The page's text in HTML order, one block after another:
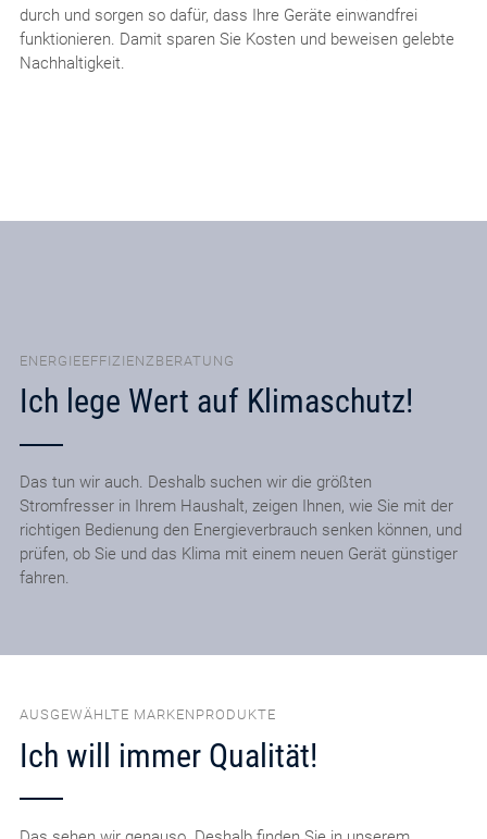
durch und sorgen so dafür, dass Ihre Geräte einwandfrei
funktionieren. Damit sparen Sie Kosten und beweisen gelebte
Nachhaltigkeit.
ENERGIEEFFIZIENZBERATUNG
Ich lege Wert auf Klimaschutz!
Das tun wir auch. Deshalb suchen wir die größten
Stromfresser in Ihrem Haushalt, zeigen Ihnen, wie Sie mit der
richtigen Bedienung den Energieverbrauch senken können, und
prüfen, ob Sie und das Klima mit einem neuen Gerät günstiger
fahren.
AUSGEWÄHLTE MARKENPRODUKTE
Ich will immer Qualität!